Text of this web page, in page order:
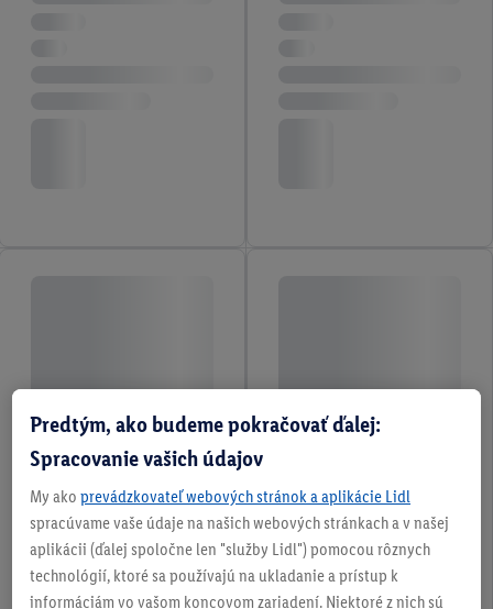
Predtým, ako budeme pokračovať ďalej:
Spracovanie vašich údajov
My ako prevádzkovateľ webových stránok a aplikácie Lidl
spracúvame vaše údaje na našich webových stránkach a v našej
aplikácii (ďalej spoločne len "služby Lidl") pomocou rôznych
technológií, ktoré sa používajú na ukladanie a prístup k
informáciám vo vašom koncovom zariadení. Niektoré z nich sú